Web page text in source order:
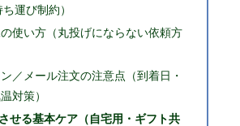
運び制約）
使い方（丸投げにならない依頼方
／メール注文の注意点（到着日・
対策）
せる基本ケア（自宅用・ギフト共